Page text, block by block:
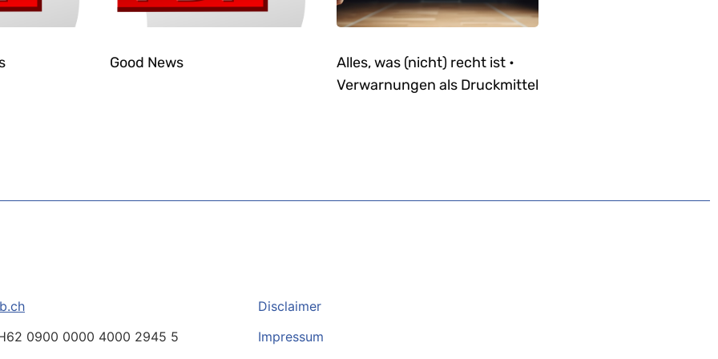
Good News
Alles, was (nicht) recht ist •
Verwarnungen als Druckmittel
0900 0000 4000 2945 5
Disclaimer
Impressum